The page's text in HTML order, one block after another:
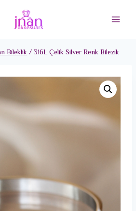
Bileklik/316L Çelik Silver Renk Bilezik